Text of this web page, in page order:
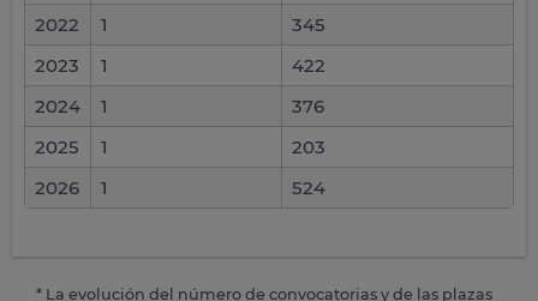
2022
1
345
2023
1
422
2024
1
376
2025
1
203
2026
1 524
* La evolución del número de convocatorias y de las plazas